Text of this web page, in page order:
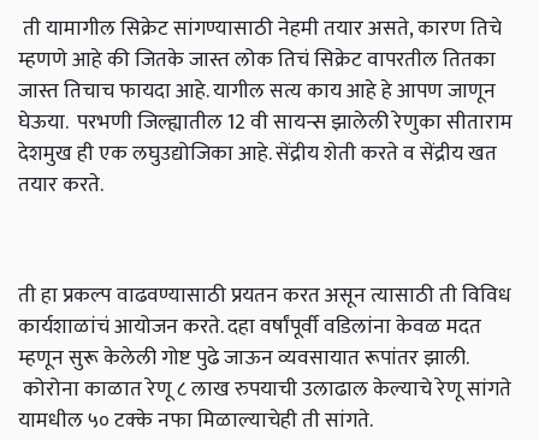
ती यामागील सिक्रेट सांगण्यासाठी नेहमी तयार असते, कारण तिचे
म्हणणे आहे की जितके जास्त लोक तिचं सिक्रेट वापरतील तितका
जास्त तिचाच फायदा आहे. यागील सत्य काय आहे हे आपण जाणून
घेऊया. परभणी जिल्ह्यातील 12 वी सायन्स झालेली रेणुका सीताराम
देशमुख ही एक लघुउद्योजिका आहे. सेंद्रीय शेती करते व सेंद्रीय खत
तयार करते.
ती हा प्रकल्प वाढवण्यासाठी प्रयतन करत असून त्यासाठी ती विविध
कार्यशाळांचं आयोजन करते. दहा वर्षांपूर्वी वडिलांना केवळ मदत
म्हणून सुरू केलेली गोष्ट पुढे जाऊन व्यवसायात रूपांतर झाली.
कोरोना काळात रेणू ८ लाख रुपयाची उलाढाल केल्याचे रेणू सांगते
यामधील ५० टक्के नफा मिळाल्याचेही ती सांगते.